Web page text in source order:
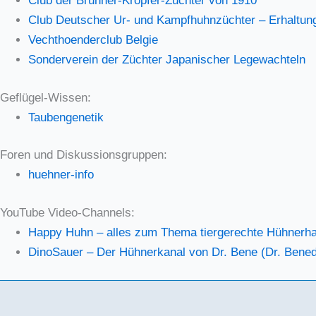
Club Deut­scher Ur- und Kampf­huhn­züch­ter –
Vecht­hoen­der­club Bel­gie
Son­der­ver­ein der Züch­ter Japa­ni­scher Lege­wach­teln
Geflügel-Wissen:
Tau­ben­ge­ne­tik
Foren und Diskussionsgruppen:
hueh­ner-info
YouTube Video-Channels:
Hap­py Huhn – alles zum The­ma tier­ge­rech­te
Dino­Sau­er – Der Hüh­ner­ka­nal von Dr. Bene (Dr.